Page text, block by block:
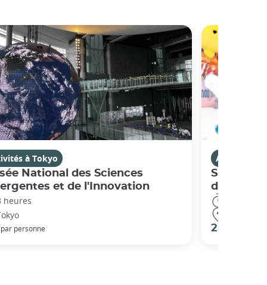
à Tokyo
National des Sciences
et de l'Innovation
heures
par personne
Activités à
Sanrio
28 €